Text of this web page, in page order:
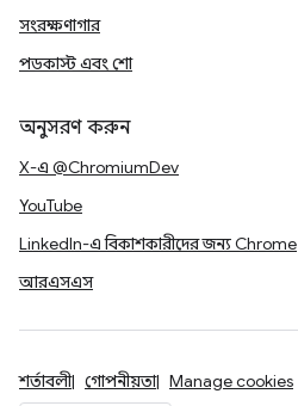
সংরক্ষণাগার
পডকাস্ট এবং শো
অনুসরণ করুন
X-এ @ChromiumDev
YouTube
LinkedIn-এ বিকাশকারীদের জন্য Chrome
আরএসএস
শর্তাবলী গোপনীয়তা Manage cookies